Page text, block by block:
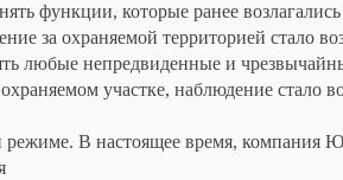
функции, которые ранее
за охраняемой территорией стало
любые непредвиденные и
охраняемом участке, наблюдение
режиме. В настоящее время, компания